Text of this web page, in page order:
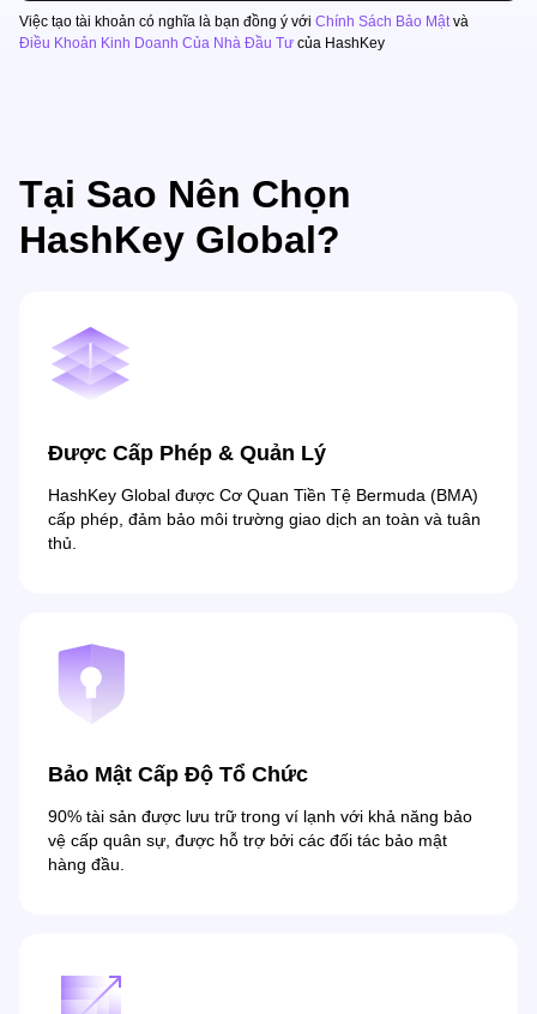
Việc tạo tài khoản có nghĩa là bạn đồng ý với Chính Sách Bảo Mậtvà
Điều Khoản Kinh Doanh Của Nhà Đầu Tư của HashKey
Tại Sao Nên Chọn
HashKey Global?
Được Cấp Phép & Quản Lý
HashKey Global được Cơ Quan Tiền Tệ Bermuda (BMA)
cấp phép, đảm bảo môi trường giao dịch an toàn và tuân
thủ.
Bảo Mật Cấp Độ Tổ Chức
90% tài sản được lưu trữ trong ví lạnh với khả năng bảo
vệ cấp quân sự, được hỗ trợ bởi các đối tác bảo mật
hàng đầu.